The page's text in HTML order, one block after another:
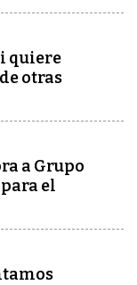
quiere
otras
a Grupo
el